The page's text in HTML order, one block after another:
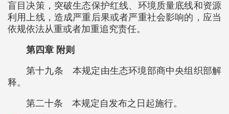
盲目决策，突破生态保护红线、环境质量底线和资源
利用上线，造成严重后果或者严重社会影响的，应当
依规依法从重或者加重追究责任。
第四章 附则
第十九条 本规定由生态环境部商中央组织部解
释。
第二十条 本规定自发布之日起施行。